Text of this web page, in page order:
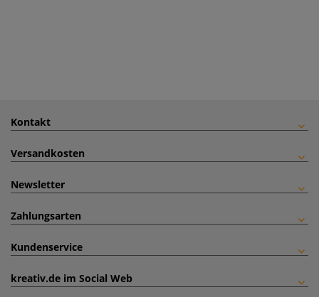
Kontakt
Versandkosten
Newsletter
Zahlungsarten
Kundenservice
kreativ.de im Social Web